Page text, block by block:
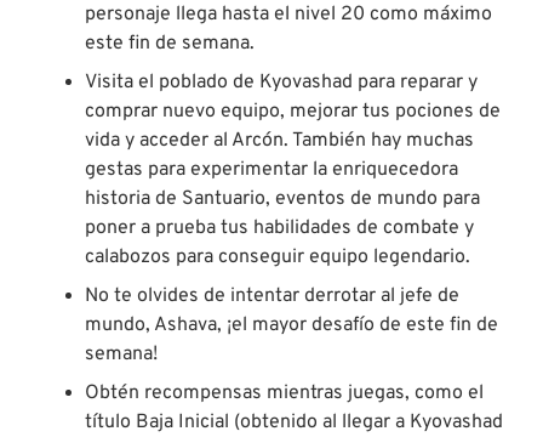
personaje llega hasta el nivel 20 como máximo
este fin de semana.
Visita el poblado de Kyovashad para reparar y
comprar nuevo equipo, mejorar tus pociones de
vida y acceder al Arcón. También hay muchas
gestas para experimentar la enriquecedora
historia de Santuario, eventos de mundo para
poner a prueba tus habilidades de combate y
calabozos para conseguir equipo legendario.
No te olvides de intentar derrotar al jefe de
mundo, Ashava, ¡el mayor desafío de este fin de
semana!
Obtén recompensas mientras juegas, como el
título Baja Inicial (obtenido al llegar a Kyovashad